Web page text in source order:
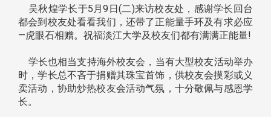
吴秋煌学长于5月9日(二)来访校友处，感谢学长回台
都会到校友处看看我们，还带了正能量手环及有求必应
—虎眼石相赠。祝福淡江大学及校友们都有满满正能量!
学长也相当支持海外校友会，当有大型校友活动举办
时，学长总不吝于捐赠其珠宝首饰，供校友会摸彩或义
卖活动，协助炒热校友会活动气氛，十分敬佩与感恩学
长。